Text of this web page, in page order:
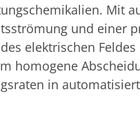
Lösungen
& Service Stützpunkte
Mit
und einer
elektrischen Feldes
homogene
in